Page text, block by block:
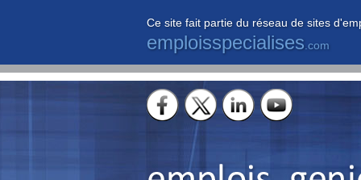
Ce site fait partie du réseau de sites
emploisspecialises .com